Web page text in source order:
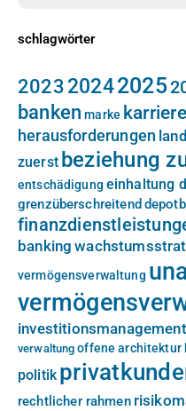
schlagwörter
2023 20242025
banken marke karriere
herausforderungen
zuerst beziehung
entschädigung einhaltung
grenzüberschreitend
banking
vermögensverwaltung
investitionsmanagement
verwaltung offene architektur
politik
rechtlicher rahmen